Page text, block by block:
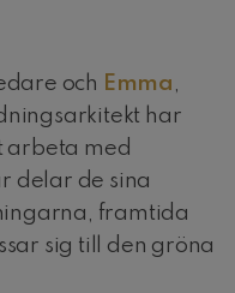
och Emma ,
har
arbeta med
delar de sina
framtida
sig till den gröna